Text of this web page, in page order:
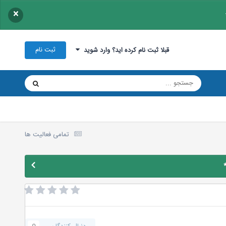
×
قبلا ثبت نام کرده اید؟ وارد شوید ثبت نام
تمامی فعالیت ها